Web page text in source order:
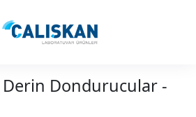
Derin Dondurucular -